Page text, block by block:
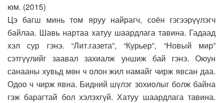
юм. (2015)
Цэ багш минь том яруу найрагч, соён гэгээрүүлэгч
байлаа. Шавь нартаа хатуу шаардлага тавина. Гадаад
хэл сур гэнэ. “Лит.газета”, “Курьер”, “Новый мир”
сэтгүүлийг заавал захиалж уншиж бай гэнэ. Оюун
санааны хувьд мөн ч олон жил намайг чирж явсан даа.
Одоо ч чирж явна. Бидний шүлэг зохиолыг болж байна
гэж барагтай бол хэлэхгүй. Хатуу шаардлага тавина.